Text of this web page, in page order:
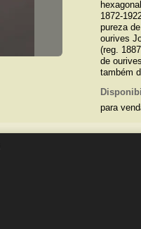
1872-
pureza
ourives
(reg.
de
também
para